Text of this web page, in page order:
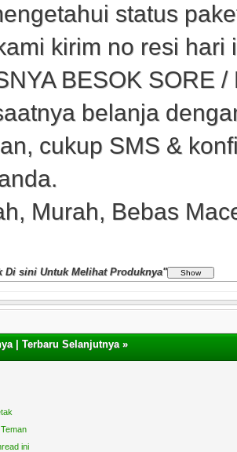
status
kirim no resi
BESOK SORE /
belanja
cukup SMS &
Murah, Bebas
Di sini Untuk Melihat Produknya"
|Terbaru Selanjutnya»
ini